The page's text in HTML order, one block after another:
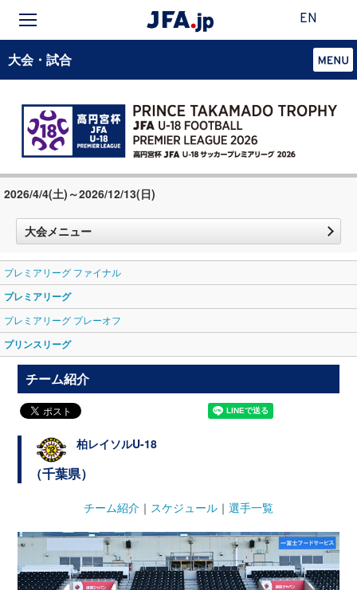
EN
大会・試合
2026/4/4(土)～2026/12/13(日)
大会メニュー
プレミアリーグ ファイナル
プレミアリーグ
プレミアリーグ プレーオフ
プリンスリーグ
チーム紹介
柏レイソルU-18
（千葉県）
チーム紹介 ｜ スケジュール ｜ 選手一覧